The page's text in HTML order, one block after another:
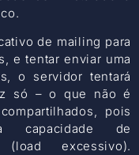
de mailing para
e tentar enviar uma
o servidor tentará
só – o que não é
pois
capacidade de
excessivo).